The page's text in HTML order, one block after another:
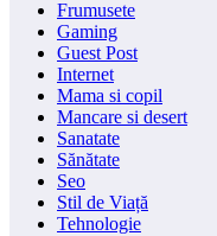
Frumusete
Gaming
Guest Post
Internet
Mama si copil
Mancare si desert
Sanatate
Sănătate
Seo
Stil de Viață
Tehnologie